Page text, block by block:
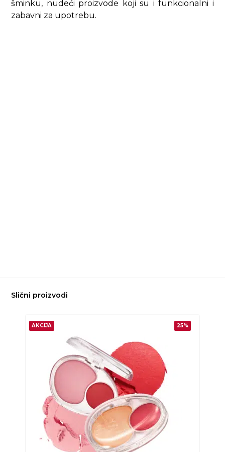
šminku, nudeći proizvode koji su i funkcionalni i
zabavni za upotrebu.
Slični proizvodi
AKCIJA 25%